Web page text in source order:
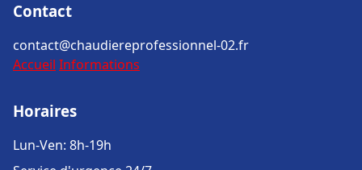
Contact
contact@chaudiereprofessionnel-02.fr
Accueil Informations
Horaires
Lun-Ven: 8h-19h